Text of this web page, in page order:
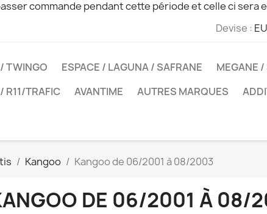
commande pendant cette période et celle ci sera
Devise :
TWINGO ESPACE / LAGUNA / SAFRANE
MEGANE
R11/TRAFIC
AVANTIME AUTRES MARQUES
Kangoo Kangoo de 06/2001 à 08/2003
DE 06/2001 À 08/